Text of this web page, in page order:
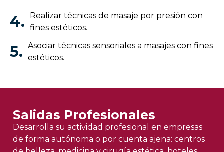
4.
Realizar técnicas de masaje por presión con
fines estéticos.
5. Asociar técnicas sensoriales a masajes con fines
estéticos.
Salidas Profesionales
Desarrolla su actividad profesional en empresas
de forma autónoma o por cuenta ajena: centros